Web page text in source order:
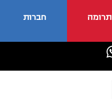
חברות תרומה